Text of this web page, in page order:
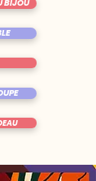
BIJOU